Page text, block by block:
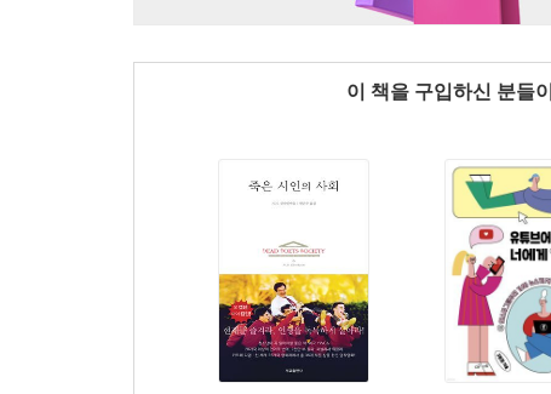
이 책을 구입하신 분들이